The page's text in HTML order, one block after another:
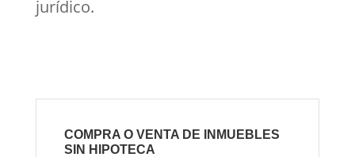
jurídico.
COMPRA O VENTA DE INMUEBLES
SIN HIPOTECA